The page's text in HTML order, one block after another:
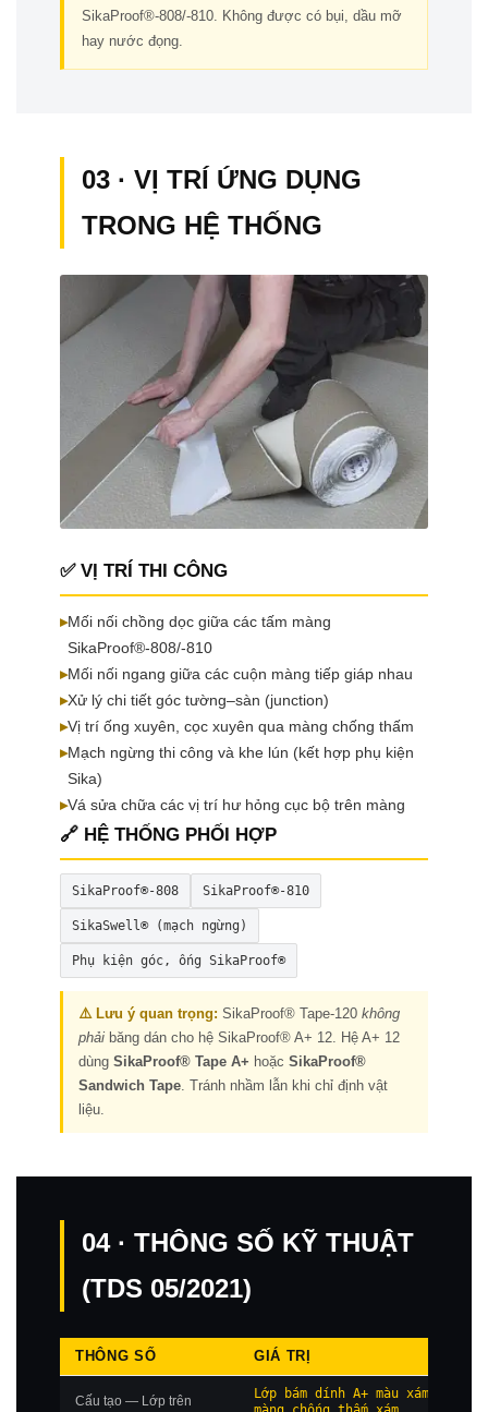
SikaProof®-808/-810. Không được có bụi, dầu mỡ
hay nước đọng.
03 · VỊ TRÍ ỨNG DỤNG
TRONG HỆ THỐNG
✅ VỊ TRÍ THI CÔNG
▸Mối nối chồng dọc giữa các tấm màng
SikaProof®-808/-810
▸Mối nối ngang giữa các cuộn màng tiếp giáp nhau
▸Xử lý chi tiết góc tường–sàn (junction)
▸Vị trí ống xuyên, cọc xuyên qua màng chống thấm
▸Mạch ngừng thi công và khe lún (kết hợp phụ kiện
Sika)
▸Vá sửa chữa các vị trí hư hỏng cục bộ trên màng
🔗 HỆ THỐNG PHỐI HỢP
SikaProof®-808 SikaProof®-810
SikaSwell® (mạch ngừng)
Phụ kiện góc, ống SikaProof®
⚠️ Lưu ý quan trọng: SikaProof® Tape-120 không
phải băng dán cho hệ SikaProof® A+ 12. Hệ A+ 12
dùng SikaProof® Tape A+ hoặc SikaProof®
Sandwich Tape. Tránh nhầm lẫn khi chỉ định vật
liệu.
04 · THÔNG SỐ KỸ THUẬT
(TDS 05/2021)
THÔNG SỐ GIÁ TRỊ
Cấu tạo — Lớp trên
Lớp bám dính A+ màu xám trên